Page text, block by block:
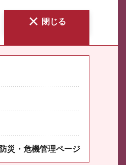
閉じる
防災・危機管理ページ